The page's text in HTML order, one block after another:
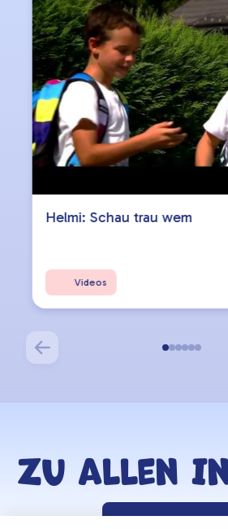
Helmi: Schau trau wem
Videos
Zu allen
Zurück zur